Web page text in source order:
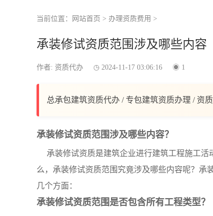
当前位置： 网站首页 > 办理资质费用 >
承装修试资质范围涉及哪些内容
作者: 资质代办 2024-11-17 03:06:16 1
总承包建筑资质代办 / 专包建筑资质办理 / 资
承装修试资质范围涉及哪些内容？
承装修试资质是建筑企业进行建筑工程施工
么，承装修试资质范围究竟涉及哪些内容呢？承
几个方面：
承装修试资质范围是否包含所有工程类型？